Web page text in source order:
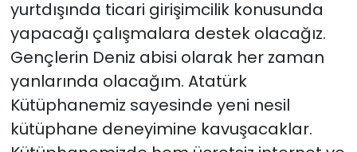
yurtdışında ticari girişimcilik konusunda
yapacağı çalışmalara destek olacağız.
Gençlerin Deniz abisi olarak her zaman
yanlarında olacağım. Atatürk
Kütüphanemiz sayesinde yeni nesil
kütüphane deneyimine kavuşacaklar.